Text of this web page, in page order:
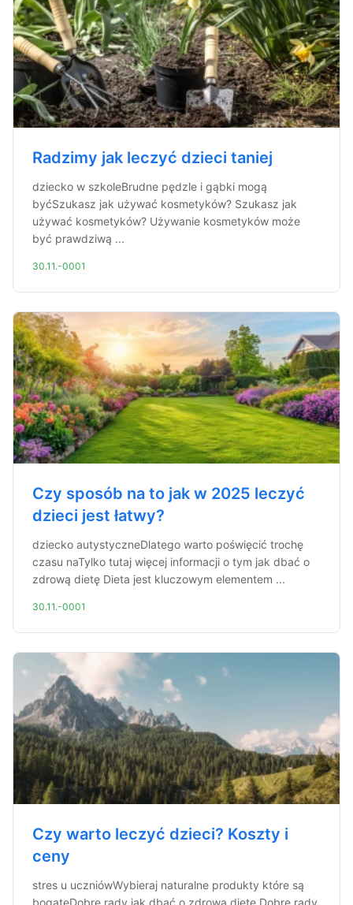
Radzimy jak leczyć dzieci taniej
dziecko w szkoleBrudne pędzle i gąbki mogą
byćSzukasz jak używać kosmetyków? Szukasz jak
używać kosmetyków? Używanie kosmetyków może
być prawdziwą ...
30.11.-0001
Czy sposób na to jak w 2025 leczyć
dzieci jest łatwy?
dziecko autystyczneDlatego warto poświęcić trochę
czasu naTylko tutaj więcej informacji o tym jak dbać o
zdrową dietę Dieta jest kluczowym elementem ...
30.11.-0001
Czy warto leczyć dzieci? Koszty i
ceny
stres u uczniówWybieraj naturalne produkty które są
bogateDobre rady jak dbać o zdrową dietę Dobre rady